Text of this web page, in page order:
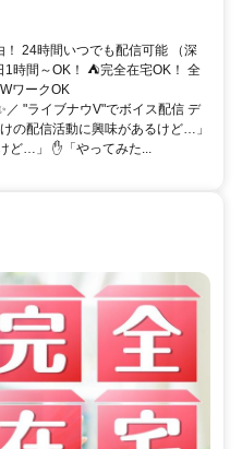
24時間いつでも配信可能 （深
時間～OK！ ⛺完全在宅OK！ 全
ワークOK
／ "ライブナウV"でボイス配信 デ
の配信活動に興味があるけど…」
ど…」 ✋「やってみた...